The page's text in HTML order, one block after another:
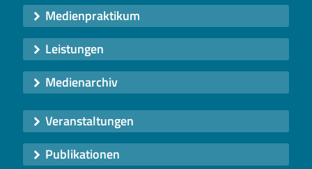
Medienpraktikum
Leistungen
Medienarchiv
Veranstaltungen
Publikationen